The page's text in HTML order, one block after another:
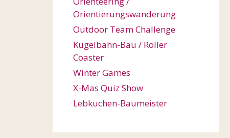
Orientierungswanderung
Outdoor Team Challenge
Kugelbahn-Bau / Roller
Coaster
Winter Games
X-Mas Quiz Show
Lebkuchen-Baumeister